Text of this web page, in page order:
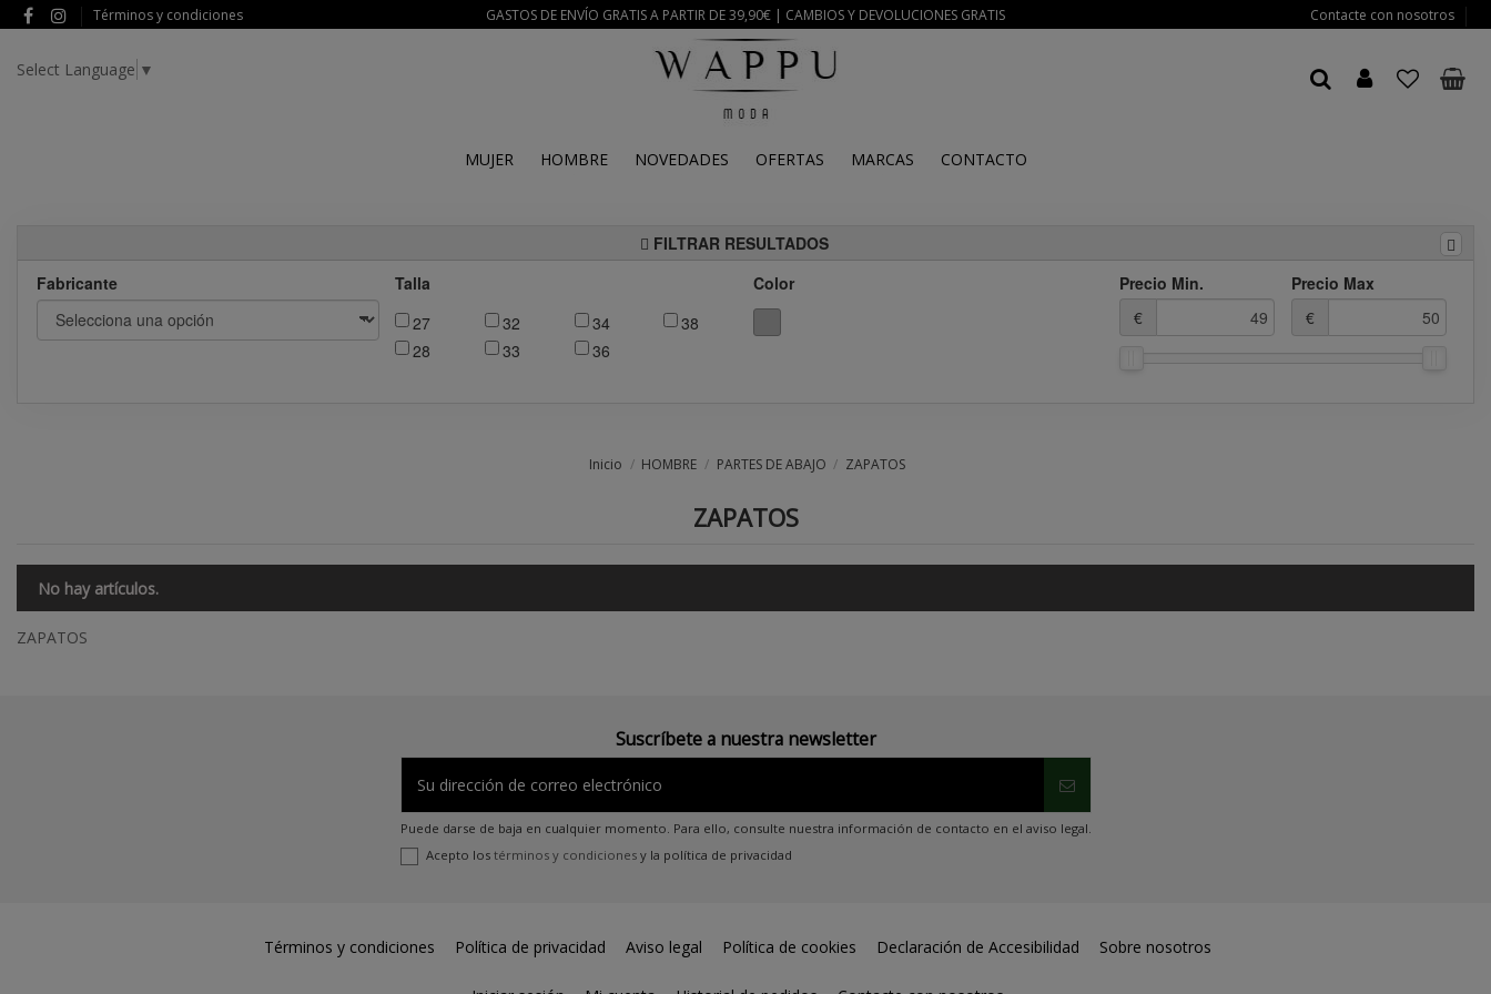
Términos y condiciones GASTOS DE ENVÍO GRATIS A PARTIR DE 39,90€ | CAMBIOS Y DEVOLUCIONES GRATIS
Contacte con nosotros
MUJER HOMBRE NOVEDADES OFERTAS MARCAS CONTACTO
Select Language ▼
FILTRAR RESULTADOS
Fabricante
Talla
27
28
32
33
34
36
38
Color
Precio Min.
€
Precio Max
€
Inicio HOMBRE PARTES DE ABAJO ZAPATOS
ZAPATOS
No hay artículos.
ZAPATOS
Suscríbete a nuestra newsletter
Puede darse de baja en cualquier momento. Para ello, consulte nuestra información de contacto en el aviso legal.
Acepto los términos y condiciones y la política de privacidad
Términos y condiciones Política de privacidad Aviso legal Política de cookies Declaración de Accesibilidad Sobre nosotros